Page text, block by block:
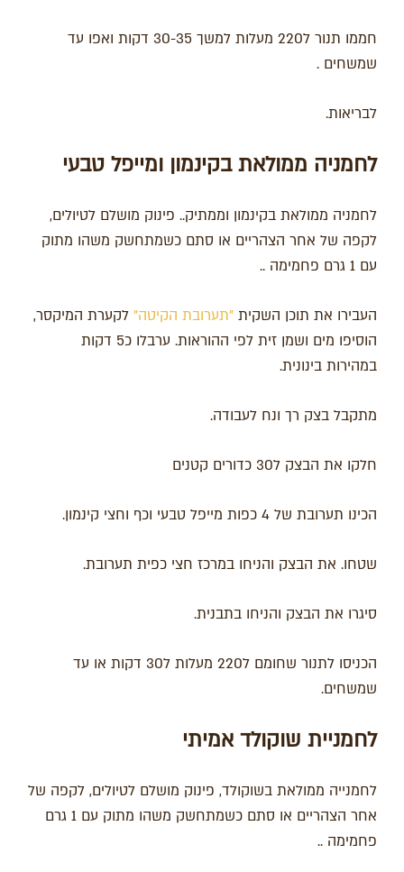
חממו תנור ל220 מעלות למשך 30-35 דקות ואפו עד
שמשחים .
לבריאות.
לחמניה ממולאת בקינמון ומייפל טבעי
לחמניה ממולאת בקינמון וממתיק.. פינוק מושלם לטיולים,
לקפה של אחר הצהריים או סתם כשמתחשק משהו מתוק
עם 1 גרם פחמימה ..
העבירו את תוכן השקית "תערובת הקיטה" לקערת המיקסר,
הוסיפו מים ושמן זית לפי ההוראות. ערבלו כ5 דקות
במהירות בינונית.
מתקבל בצק רך ונח לעבודה.
חלקו את הבצק ל30 כדורים קטנים
הכינו תערובת של 4 כפות מייפל טבעי וכף וחצי קינמון.
שטחו. את הבצק והניחו במרכז חצי כפית תערובת.
סיגרו את הבצק והניחו בתבנית.
הכניסו לתנור שחומם ל220 מעלות ל30 דקות או עד
שמשחים.
לחמניית שוקולד אמיתי
לחמנייה ממולאת בשוקולד, פינוק מושלם לטיולים, לקפה של
אחר הצהריים או סתם כשמתחשק משהו מתוק עם 1 גרם
פחמימה ..